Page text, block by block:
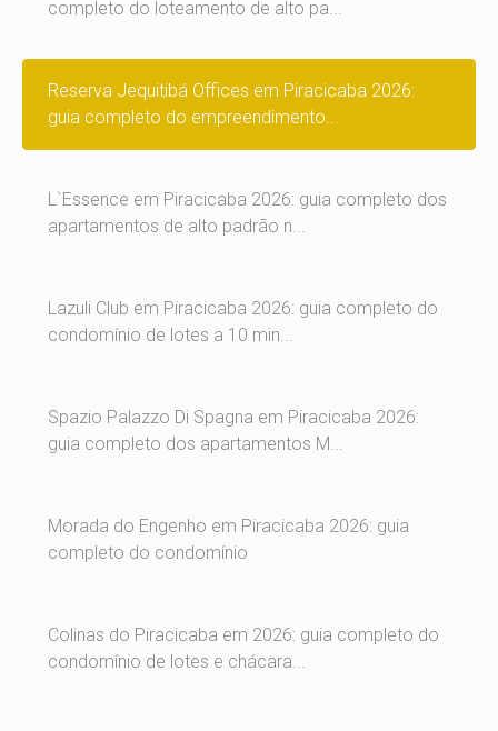
completo do loteamento de alto pa...
Reserva Jequitibá Offices em Piracicaba 2026:
guia completo do empreendimento...
L`Essence em Piracicaba 2026: guia completo dos
apartamentos de alto padrão n...
Lazuli Club em Piracicaba 2026: guia completo do
condomínio de lotes a 10 min...
Spazio Palazzo Di Spagna em Piracicaba 2026:
guia completo dos apartamentos M...
Morada do Engenho em Piracicaba 2026: guia
completo do condomínio
Colinas do Piracicaba em 2026: guia completo do
condomínio de lotes e chácara...